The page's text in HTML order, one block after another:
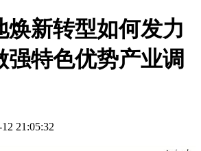
焕新转型如何发力
特色优势产业调
21:05:32